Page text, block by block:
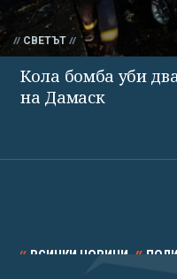
СВЕТЪТ
Кола бомба уби
на Дамаск
ВСИЧКИ НОВИНИ